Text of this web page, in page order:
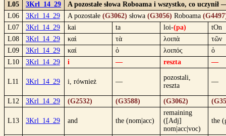
L05
3Krl_14_29
A pozostałe słowa Roboama i wszystko, co
L06
3Krl_14_29 A pozostałe (G3062) słowa (G3056) Roboama
L07
3Krl_14_29 kai ta loi-(pa)
tOn
L08
3Krl_14_29 καὶ τὰ λοιπὰ
τῶν
L09
3Krl_14_29 καί ὁ λοιπός
ὁ
L10
3Krl_14_29 i — reszta —
L11 3Krl_14_29 i, również —
pozostali,
reszta
—
L12 3Krl_14_29 (G2532) (G3588) (G3062)
L13 3Krl_14_29 and the (nom|acc)
remaining
([Adj]
nom|acc|voc)
the